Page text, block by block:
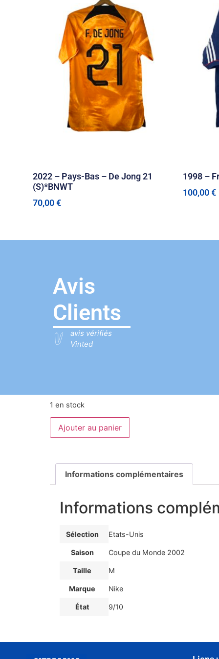
2022 – Pays-Bas – De Jong 21
(S)*BNWT
70,00€
1998 –
100,00€
Avis
Clients
avis vérifiés
Vinted
1 en stock
Ajouter au panier
Informations complémentaires
Informations
Sélection Etats-Unis
Saison Coupe du Monde 2002
Taille M
Marque Nike
État 9/10